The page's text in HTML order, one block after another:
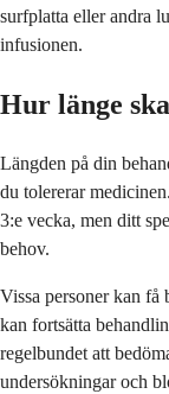
surfplatta eller andra
infusionen.
Hur länge
Längden på din
du tolererar
3:e vecka, men ditt
behov.
Vissa personer kan få
kan fortsätta
regelbundet att
undersökningar och